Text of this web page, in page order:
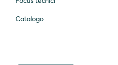
Catalogo